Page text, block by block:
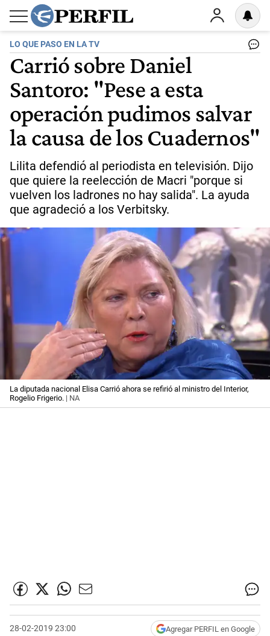
LO QUE PASO EN LA TV
Carrió sobre Daniel
Santoro: "Pese a esta
operación pudimos salvar
la causa de los Cuadernos"
Lilita defendió al periodista en televisión. Dijo
que quiere la reelección de Macri "porque si
vuelven los ladrones no hay salida". La ayuda
que agradeció a los Verbitsky.
La diputada nacional Elisa Carrió ahora se refirió al ministro del Interior,
Rogelio Frigerio. | NA
28-02-2019 23:00 Agregar PERFIL en Google